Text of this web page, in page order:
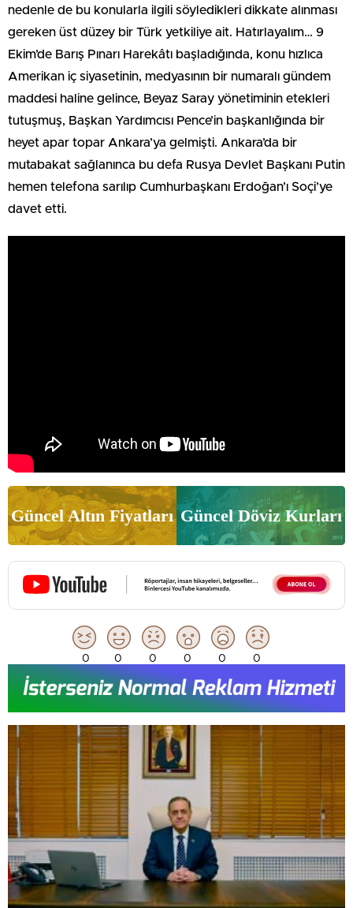
nedenle de bu konularla ilgili söyledikleri dikkate alınması
gereken üst düzey bir Türk yetkiliye ait. Hatırlayalım… 9
Ekim’de Barış Pınarı Harekâtı başladığında, konu hızlıca
Amerikan iç siyasetinin, medyasının bir numaralı gündem
maddesi haline gelince, Beyaz Saray yönetiminin etekleri
tutuşmuş, Başkan Yardımcısı Pence’in başkanlığında bir
heyet apar topar Ankara’ya gelmişti. Ankara’da bir
mutabakat sağlanınca bu defa Rusya Devlet Başkanı Putin
hemen telefona sarılıp Cumhurbaşkanı Erdoğan’ı Soçi’ye
davet etti.
Güncel Altın Fiyatları Güncel Döviz Kurları
0 0 0 0 0 0